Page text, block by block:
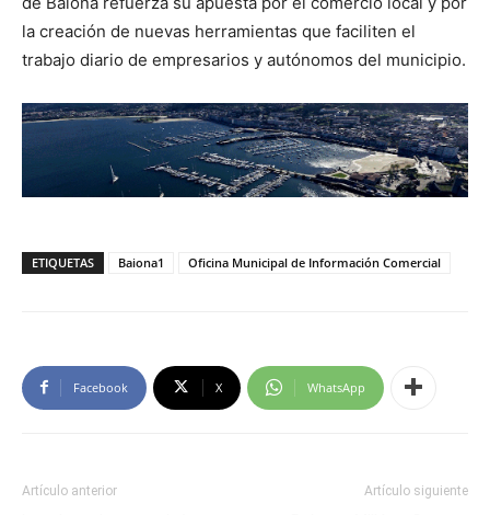
la creación de nuevas herramientas que faciliten el
trabajo diario de empresarios y autónomos del municipio.
ETIQUETAS Baiona1 Oficina Municipal de Información Comercial
Facebook X WhatsApp
Artículo anterior Artículo siguiente